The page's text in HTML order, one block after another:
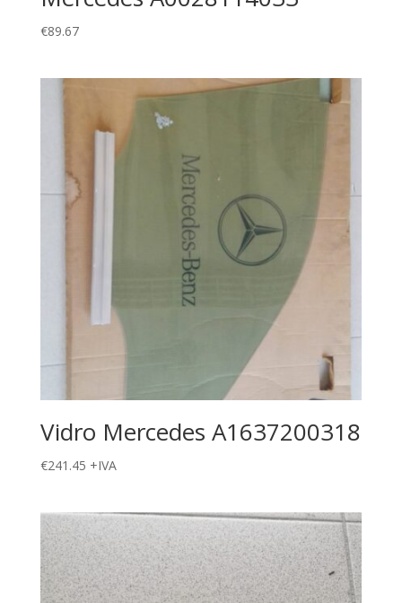
€89.67
Vidro Mercedes A1637200318
€241.45 +IVA